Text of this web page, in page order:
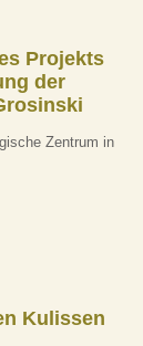
Projekts
der
Zentrum in
Kulissen